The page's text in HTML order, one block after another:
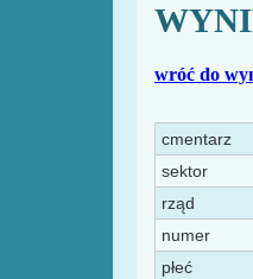
wróć do
cmentarz
sektor
rząd
numer
płeć